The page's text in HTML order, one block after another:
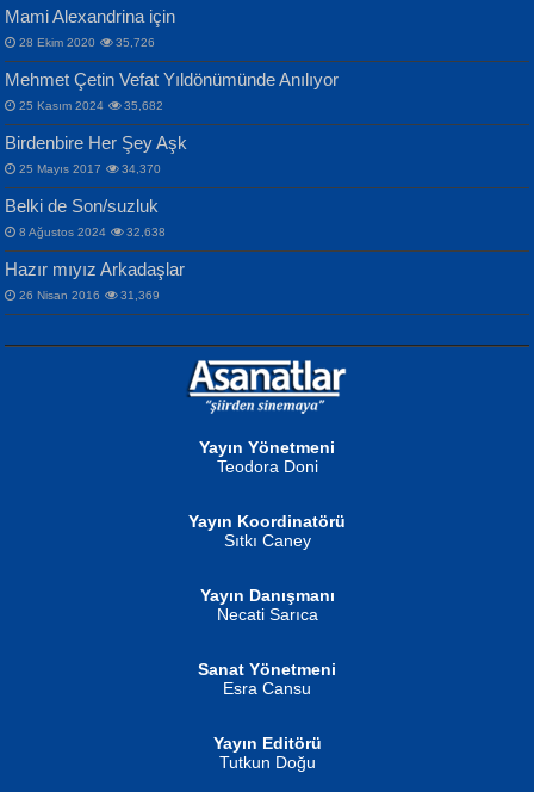
MAHMUT GÜRBÜZ
İbrahim Olmak ve Bitirebilmek...
NURAN KÖSE BAYDAR
Songül Özel
Mahzen...
Ben Deniz Değilim ki...
NAZIM HİKMET RAN
Bir Cezaevinde, Tecritteki Adamın
Mektupları...
Mami Alexandrina için
28 Ekim 2020 35,726
Mehmet Çetin Vefat Yıldönümünde Anılıyor
25 Kasım 2024 35,682
Birdenbire Her Şey Aşk
25 Mayıs 2017 34,370
Belki de Son/suzluk
8 Ağustos 2024 32,638
Hazır mıyız Arkadaşlar
26 Nisan 2016 31,369
Yayın Yönetmeni
Teodora Doni
Yayın Koordinatörü
Sıtkı Caney
Yayın Danışmanı
Necati Sarıca
Sanat Yönetmeni
Esra Cansu
Yayın Editörü
Tutkun Doğu